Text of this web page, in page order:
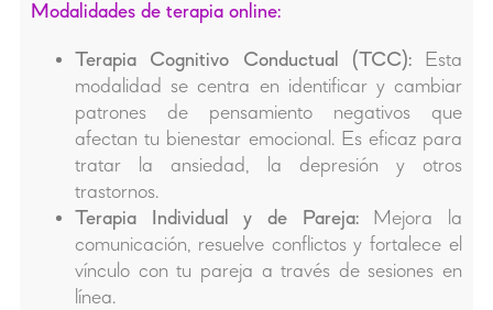
Modalidades de terapia online:
Terapia Cognitivo Conductual (TCC):Esta
modalidad se centra en identificar y cambiar
patrones de pensamiento negativos que
afectan tu bienestar emocional. Es eficaz para
tratar la ansiedad, la depresión y otros
trastornos.
Terapia Individual y de Pareja:Mejora la
comunicación, resuelve conflictos y fortalece el
vínculo con tu pareja a través de sesiones en
línea.